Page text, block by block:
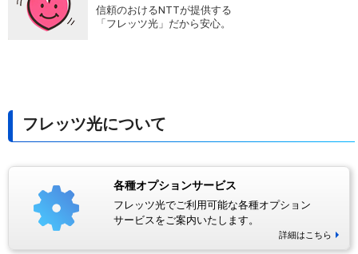
信頼のおけるNTTが提供する
「フレッツ光」だから安心。
フレッツ光について
各種オプションサービス
フレッツ光でご利用可能な各種オプション
サービスをご案内いたします。
詳細はこちら